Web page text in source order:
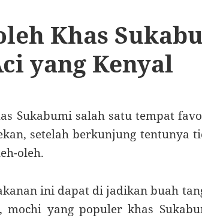
Khas
yang Kenyal
Sukabumi salah satu tempat
setelah berkunjung tentunya
oleh.
ini dapat di jadikan buah
mochi yang populer khas